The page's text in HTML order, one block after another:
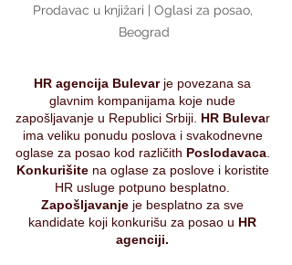
Prodavac u knjižari | Oglasi za posao,
Beograd
HR agencija Bulevar je povezana sa
glavnim kompanijama koje nude
zapošljavanje u Republici Srbiji. HR Bulevar
ima veliku ponudu poslova i svakodnevne
oglase za posao kod različith Poslodavaca.
Konkurišite na oglase za poslove i koristite
HR usluge potpuno besplatno.
Zapošljavanje je besplatno za sve
kandidate koji konkurišu za posao u HR
agenciji.